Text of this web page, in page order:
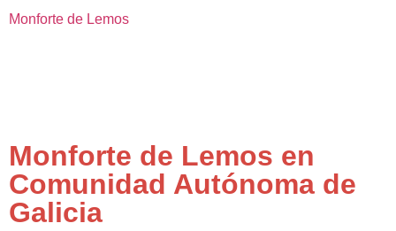
Monforte de Lemos
Monforte de Lemos en
Comunidad Autónoma de
Galicia